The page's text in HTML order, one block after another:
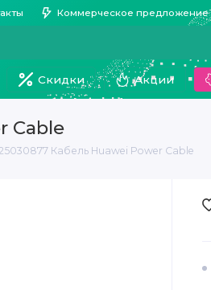
Коммерческое предложение
Скидки Акции
Cable
25030877 Кабель Huawei Power Cable